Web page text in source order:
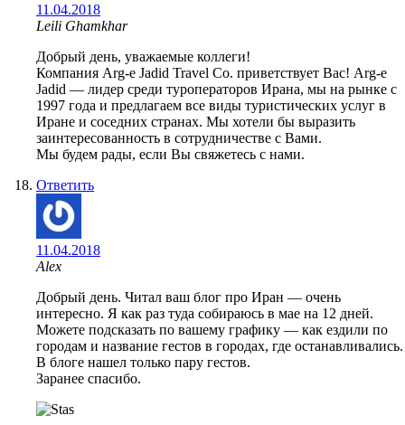
11.04.2018
Leili Ghamkhar
Добрый день, уважаемые коллеги!
Компания Arg-e Jadid Travel Co. приветствует Вас! Arg-e
Jadid — лидер среди туроператоров Ирана, мы на рынке с
1997 года и предлагаем все виды туристических услуг в
Иране и соседних странах. Мы хотели бы выразить
заинтересованность в сотрудничестве с Вами.
Мы будем рады, если Вы свяжетесь с нами.
Ответить
11.04.2018
Alex
Добрый день. Читал ваш блог про Иран — очень
интересно. Я как раз туда собираюсь в мае на 12 дней.
Можете подсказать по вашему графику — как ездили по
городам и название гестов в городах, где останавливались.
В блоге нашел только пару гестов.
Заранее спасибо.